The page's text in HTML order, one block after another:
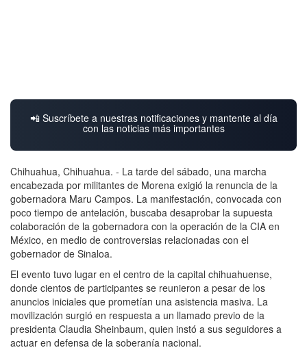
📲 Suscríbete a nuestras notificaciones y mantente al día
con las noticias más importantes
Chihuahua, Chihuahua. - La tarde del sábado, una marcha
encabezada por militantes de Morena exigió la renuncia de la
gobernadora Maru Campos. La manifestación, convocada con
poco tiempo de antelación, buscaba desaprobar la supuesta
colaboración de la gobernadora con la operación de la CIA en
México, en medio de controversias relacionadas con el
gobernador de Sinaloa.
El evento tuvo lugar en el centro de la capital chihuahuense,
donde cientos de participantes se reunieron a pesar de los
anuncios iniciales que prometían una asistencia masiva. La
movilización surgió en respuesta a un llamado previo de la
presidenta Claudia Sheinbaum, quien instó a sus seguidores a
actuar en defensa de la soberanía nacional.